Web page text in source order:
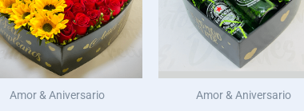
Amor & Aniversario Amor & Aniversario